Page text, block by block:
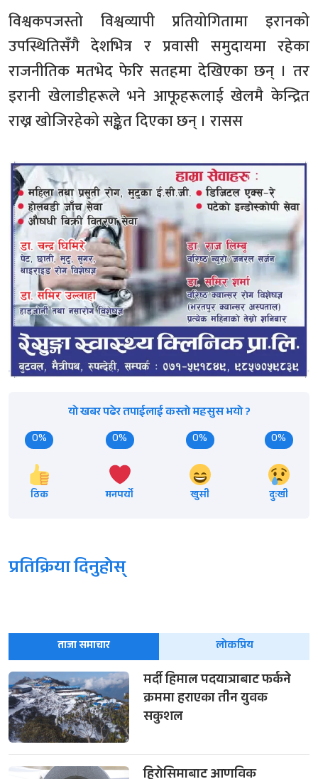
विश्वकपजस्तो विश्वव्यापी प्रतियोगितामा इरानको
उपस्थितिसँगै देशभित्र र प्रवासी समुदायमा रहेका
राजनीतिक मतभेद फेरि सतहमा देखिएका छन् । तर
इरानी खेलाडीहरूले भने आफूहरूलाई खेलमै केन्द्रित
राख्न खोजिरहेको सङ्केत दिएका छन् । रासस
यो खबर पढेर तपाईलाई कस्तो महसुस भयो ?
0%
ठिक
0%
मनपर्यो
0%
खुसी
0%
दुःखी
प्रतिक्रिया दिनुहोस्
ताजा समाचार लोकप्रिय
मर्दी हिमाल पदयात्राबाट फर्कने
क्रममा हराएका तीन युवक
सकुशल